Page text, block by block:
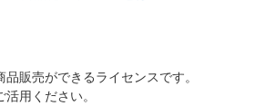
販売ができるライセンスです。
用ください。